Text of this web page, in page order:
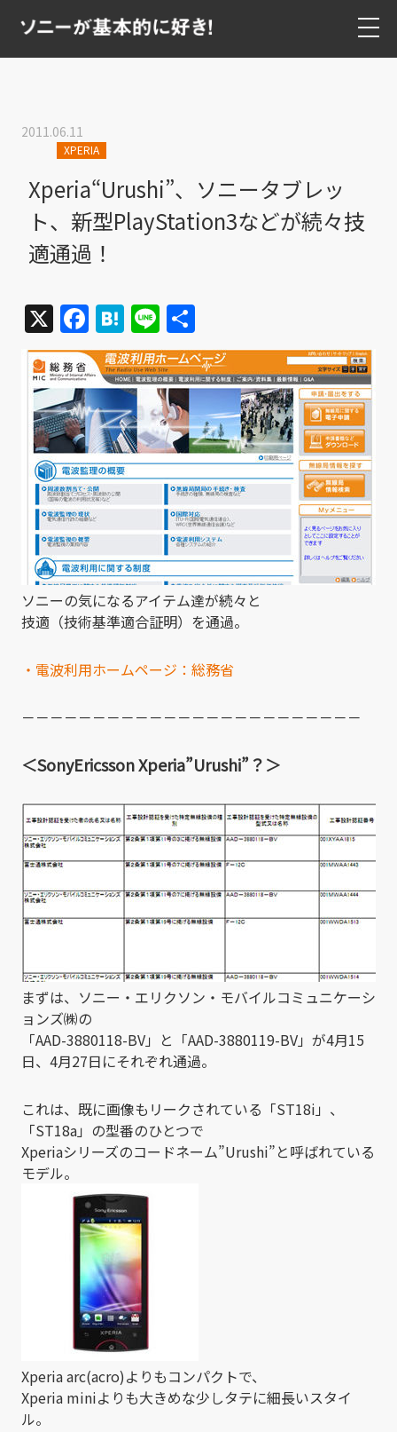
2011.06.11
XPERIA
Xperia“Urushi”、ソニータブレッ
ト、新型PlayStation3などが続々技
適通過！
X Facebook
Hatena
Line
有
ソニーの気になるアイテム達が続々と
技適（技術基準適合証明）を通過。
・電波利用ホームページ：総務省
－－－－－－－－－－－－－－－－－－－－－－－－
＜SonyEricsson Xperia”Urushi”？＞
まずは、ソニー・エリクソン・モバイルコミュニケーシ
ョンズ㈱の
「AAD-3880118-BV」と「AAD-3880119-BV」が4月15
日、4月27日にそれぞれ通過。
これは、既に画像もリークされている「ST18i」、
「ST18a」の型番のひとつで
Xperiaシリーズのコードネーム”Urushi”と呼ばれている
モデル。
Xperia arc(acro)よりもコンパクトで、
Xperia miniよりも大きめな少しタテに細長いスタイ
ル。